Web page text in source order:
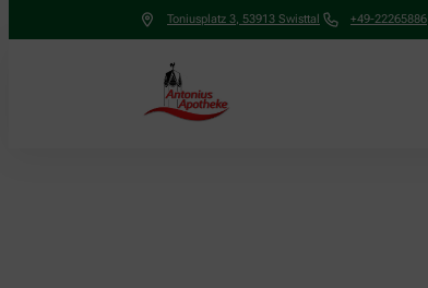
Toniusplatz 3, 53913 Swisttal +49-22265886